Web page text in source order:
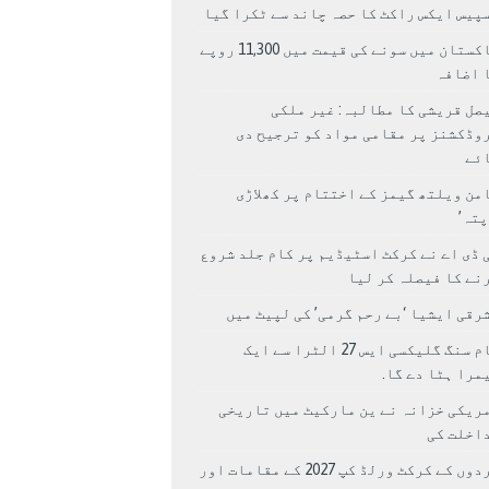
ایکس راکٹ کا حصہ چاند سے ٹکرا گیا
پاکستان میں سونے کی قیمت میں 11,300 روپے
اضافہ
قریشی کا مطالبہ: غیر ملکی
پر مقامی مواد کو ترجیح دی
ویلتھ گیمز کے اختتام پر کھلاڑی
ڈی اے نے کرکٹ اسٹیڈیم پر کام جلد شروع
کا فیصلہ کر لیا
ایشیا ‘بے رحم گرمی’ کی لپیٹ میں
سام سنگ گلیکسی ایس 27 الٹرا سے ایک
ہٹا دے گا.
خزانہ نے ین مارکیٹ میں تاریخی
کی
مردوں کے کرکٹ ورلڈ کپ 2027 کے مقامات اور